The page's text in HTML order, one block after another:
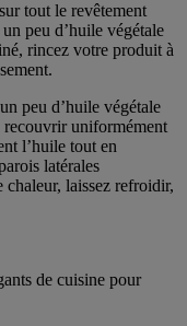
tout le revêtement
peu d’huile végétale
rincez votre produit à
peu d’huile végétale
recouvrir uniformément
l’huile tout en
latérales
chaleur, laissez refroidir,
de cuisine pour